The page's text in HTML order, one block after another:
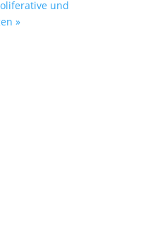
und
»